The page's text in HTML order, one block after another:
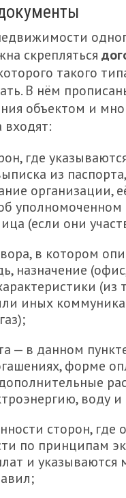
скрепляться
такого
В нём
объектом и
входят:
где
из
организации,
уполномоченном
(если они
в котором
назначение
(из
иных
— в данном
форме
воду
сторон,
по принципам
и